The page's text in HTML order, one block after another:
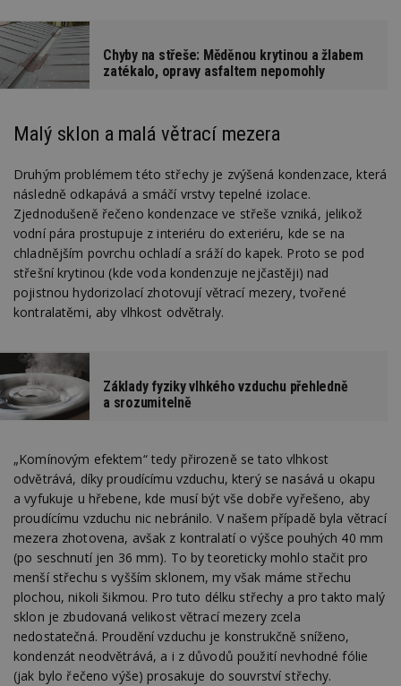
Chyby na střeše: Měděnou krytinou a žlabem
zatékalo, opravy asfaltem nepomohly
Malý sklon a malá větrací mezera
Druhým problémem této střechy je zvýšená kondenzace, která
následně odkapává a smáčí vrstvy tepelné izolace.
Zjednodušeně řečeno kondenzace ve střeše vzniká, jelikož
vodní pára prostupuje z interiéru do exteriéru, kde se na
chladnějším povrchu ochladí a sráží do kapek. Proto se pod
střešní krytinou (kde voda kondenzuje nejčastěji) nad
pojistnou hydorizolací zhotovují větrací mezery, tvořené
kontralatěmi, aby vlhkost odvětraly.
Základy fyziky vlhkého vzduchu přehledně
a srozumitelně
„Komínovým efektem“ tedy přirozeně se tato vlhkost
odvětrává, díky proudícímu vzduchu, který se nasává u okapu
a vyfukuje u hřebene, kde musí být vše dobře vyřešeno, aby
proudícímu vzduchu nic nebránilo. V našem případě byla větrací
mezera zhotovena, avšak z kontralatí o výšce pouhých 40 mm
(po seschnutí jen 36 mm). To by teoreticky mohlo stačit pro
menší střechu s vyšším sklonem, my však máme střechu
plochou, nikoli šikmou. Pro tuto délku střechy a pro takto malý
sklon je zbudovaná velikost větrací mezery zcela
nedostatečná. Proudění vzduchu je konstrukčně sníženo,
kondenzát neodvětrává, a i z důvodů použití nevhodné fólie
(jak bylo řečeno výše) prosakuje do souvrství střechy.